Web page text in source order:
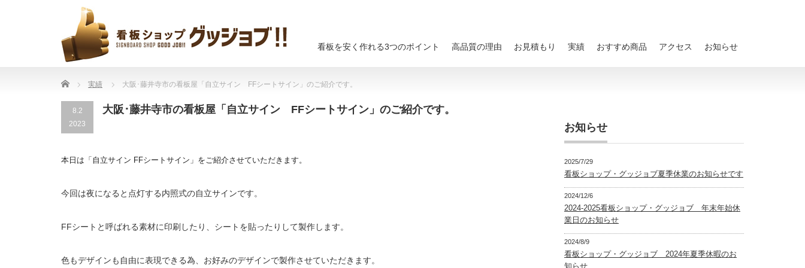
看板を安く作れる3つのポイント 高品質の理由 お見積もり 実績 おすすめ商品 アクセス お知らせ
Home 実績 大阪･藤井寺市の看板屋「自立サイン FFシートサイン」のご紹介です。
8.2
2023
大阪･藤井寺市の看板屋「自立サイン FFシートサイン」のご紹介です。
本日は「自立サイン FFシートサイン」をご紹介させていただきます。
今回は夜になると点灯する内照式の自立サインです。
FFシートと呼ばれる素材に印刷したり、シートを貼ったりして製作します。
色もデザインも自由に表現できる為、お好みのデザインで製作させていただきます。
お知らせ
2025/7/29
看板ショップ・グッジョブ夏季休業のお知らせです
2024/12/6
2024-2025看板ショップ・グッジョブ 年末年始休
業日のお知らせ
2024/8/9
看板ショップ・グッジョブ 2024年夏季休暇のお
知らせ